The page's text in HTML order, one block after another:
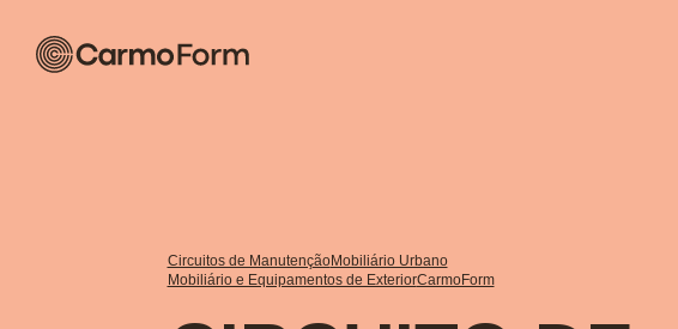
Circuitos de ManutençãoMobiliário Urbano
Mobiliário e Equipamentos de ExteriorCarmoForm